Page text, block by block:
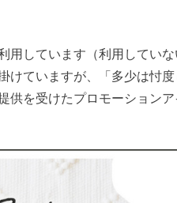
用しています（利用してい
けていますが、「多少は忖
供を受けたプロモーション